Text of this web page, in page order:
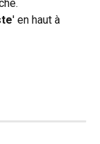
' en haut à